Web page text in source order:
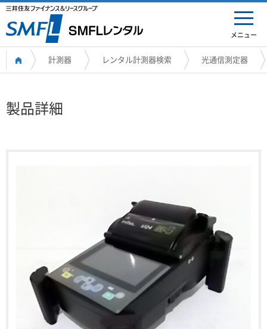
メニュー
計測器 レンタル計測器検索 光通信測定器
製品詳細